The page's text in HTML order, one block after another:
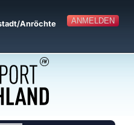
ANMELDEN
Anröchte